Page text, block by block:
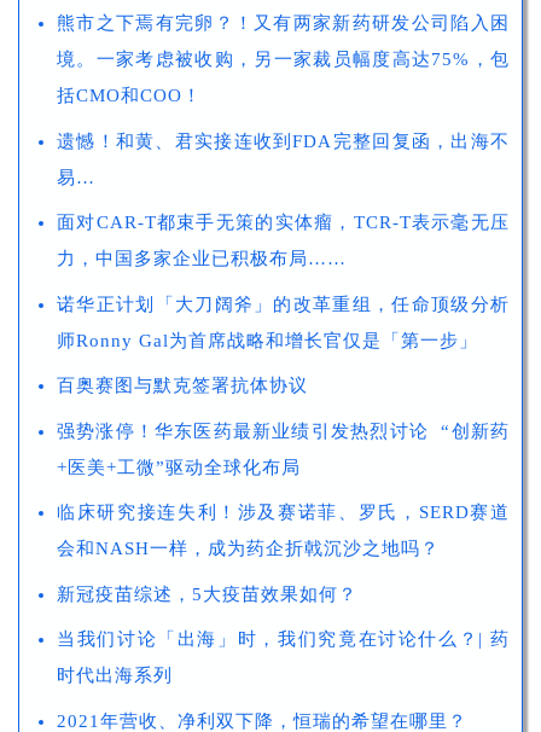
熊市之下焉有完卵？！又有两家新药研发公司陷入困
境。一家考虑被收购，另一家裁员幅度高达75%，包
括CMO和COO！
遗憾！和黄、君实接连收到FDA完整回复函，出海不
易…
面对CAR-T都束手无策的实体瘤，TCR-T表示毫无压
力，中国多家企业已积极布局……
诺华正计划「大刀阔斧」的改革重组，任命顶级分析
师Ronny Gal为首席战略和增长官仅是「第一步」
百奥赛图与默克签署抗体协议
强势涨停！华东医药最新业绩引发热烈讨论 “创新药
+医美+工微”驱动全球化布局
临床研究接连失利！涉及赛诺菲、罗氏，SERD赛道
会和NASH一样，成为药企折戟沉沙之地吗？
新冠疫苗综述，5大疫苗效果如何？
当我们讨论「出海」时，我们究竟在讨论什么？| 药
时代出海系列
2021年营收、净利双下降，恒瑞的希望在哪里？